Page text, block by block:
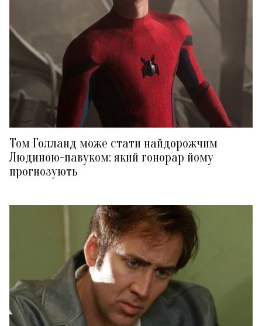
Том Голланд може стати найдорожчим
Людиною-павуком: який гонорар йому
прогнозують